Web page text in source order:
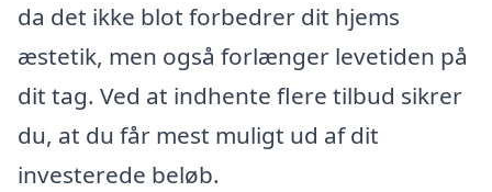
da det ikke blot forbedrer dit hjems
æstetik, men også forlænger levetiden på
dit tag. Ved at indhente flere tilbud sikrer
du, at du får mest muligt ud af dit
investerede beløb.